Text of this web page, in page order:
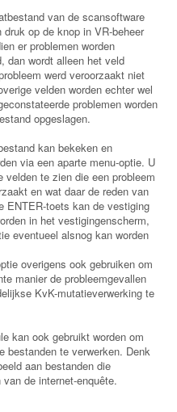
van de scansoftware
druk op de knop in VR-beheer
er problemen worden
dan wordt alleen het veld
werd veroorzaakt niet
velden worden echter wel
problemen worden
opgeslagen.
kan bekeken en
via een aparte menu-optie. U
velden te zien die een probleem
en wat daar de reden van
ENTER-toets kan de vestiging
in het vestigingenscherm,
eventueel alsnog kan worden
overigens ook gebruiken om
manier de probleemgevallen
KvK-mutatieverwerking te
kan ook gebruikt worden om
bestanden te verwerken. Denk
aan bestanden die
de internet-enquête.